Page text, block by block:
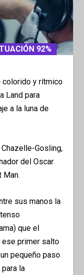
92%
92%
colorido y rítmico
Land para
a la luna de
Gosling,
del Oscar
Man.
sus manos la
que el
ese primer salto
pequeño paso
la